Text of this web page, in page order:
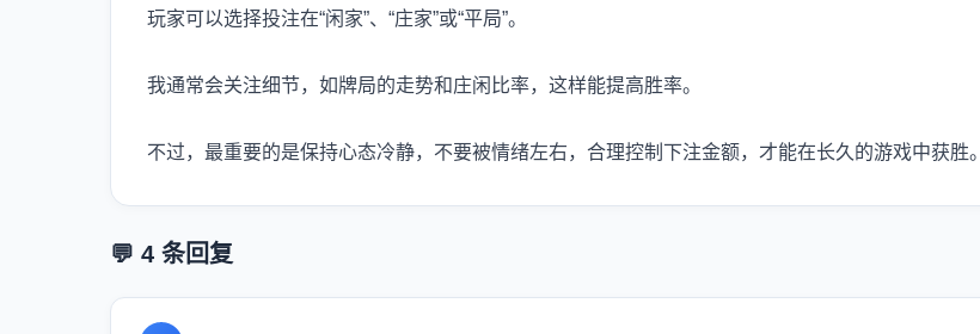
玩家可以选择投注在“闲家”、“庄家”或“平局”。
我通常会关注细节，如牌局的走势和庄闲比率，这样能提高胜率。
不过，最重要的是保持心态冷静，不要被情绪左右，合理控制下注金额，才能在长久的游戏中获胜。
💬 4 条回复